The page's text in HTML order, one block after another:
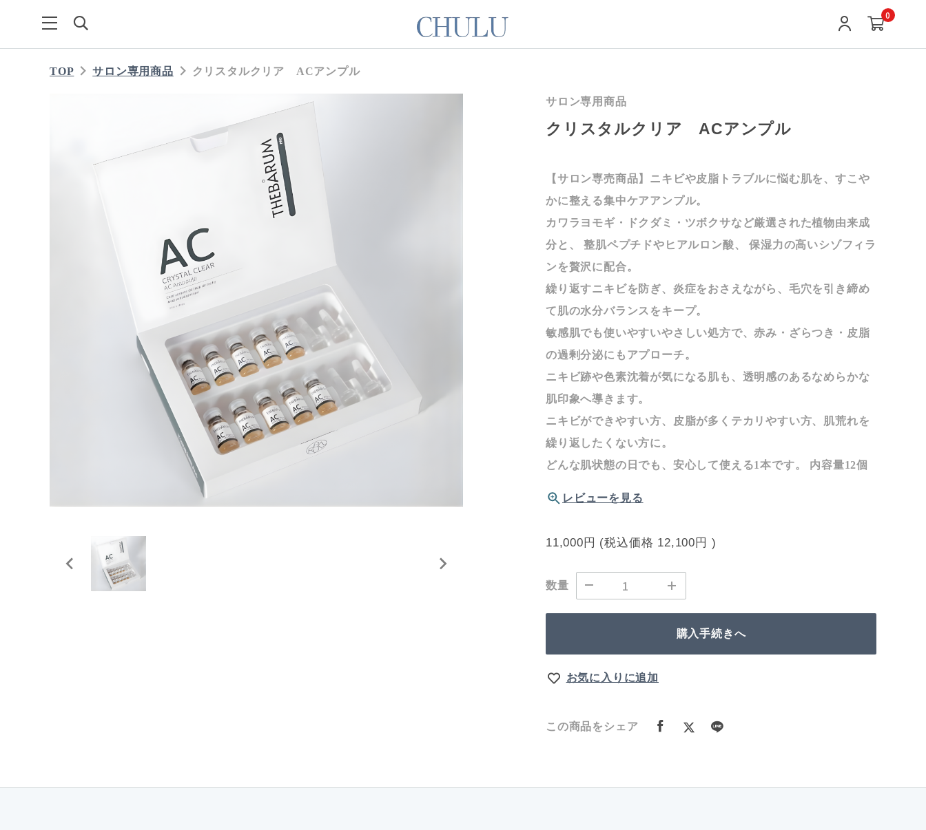
0
TOP サロン専用商品 クリスタルクリア ACアンプル
サロン専用商品
クリスタルクリア ACアンプル
【サロン専売商品】ニキビや皮脂トラブルに悩む肌を、すこや
かに整える集中ケアアンプル。
カワラヨモギ・ドクダミ・ツボクサなど厳選された植物由来成
分と、 整肌ペプチドやヒアルロン酸、 保湿力の高いシゾフィラ
ンを贅沢に配合。
繰り返すニキビを防ぎ、炎症をおさえながら、毛穴を引き締め
て肌の水分バランスをキープ。
敏感肌でも使いやすいやさしい処方で、赤み・ざらつき・皮脂
の過剰分泌にもアプローチ。
ニキビ跡や色素沈着が気になる肌も、透明感のあるなめらかな
肌印象へ導きます。
ニキビができやすい方、皮脂が多くテカリやすい方、肌荒れを
繰り返したくない方に。
どんな肌状態の日でも、安心して使える1本です。 内容量12個
レビューを見る
11,000円 (税込価格 12,100円 )
数量
購入手続きへ
お気に入りに追加
この商品をシェア